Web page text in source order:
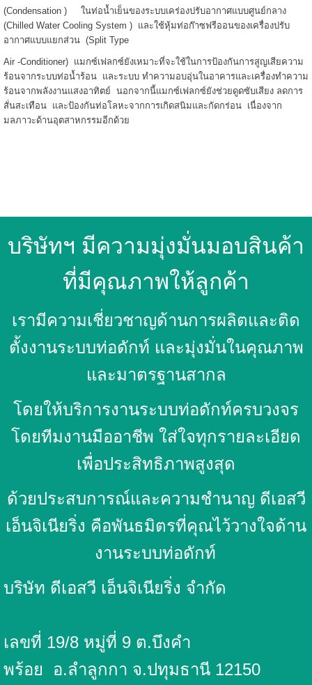
(Condensation ) ในท่อน้ำเย็นของระบบเคร่องปรับอากาศแบบศูนย์กลาง
(Chilled Water Cooling System ) และใช้หุ้มท่อก๊าซฟรีออนของเครื่องปรับ
อากาศแบบแยกส่วน (Split Type
Air -Conditioner) แมกซ์เฟลกซ์ยังเหมาะที่จะใช้ในการป้องกันการสูญเสียความ
ร้อนจากระบบท่อน้ำร้อน และระบบ ทำความอบอุ่นในอาคารและเครื่องทำความ
ร้อนจากพลังงานแสงอาทิตย์ นอกจากนี้แมกซ์เฟลกซ์ยังช่วยดูดซับเสียง ลดการ
สั่นสะเทือน และป้องกันท่อโลหะจากการเกิดสนิมและกัดกร่อน เนื่องจาก
มลภาวะด้านอุตสาหกรรมอีกด้วย
บริษัทฯ มีความมุ่งมั่นมอบสินค้า
ที่มีคุณภาพให้ลูกค้า
เรามีความเชี่ยวชาญด้านการผลิตและติด
ตั้งงานระบบท่อดักท์ และมุ่งมั่นในคุณภาพ
และมาตรฐานสากล
โดยให้บริการงานระบบท่อดักท์ครบวงจร
โดยทีมงานมืออาชีพ ใส่ใจทุกรายละเอียด
เพื่อประสิทธิภาพสูงสุด
ด้วยประสบการณ์และความชำนาญ ดีเอสวี
เอ็นจิเนียริ่ง คือพันธมิตรที่คุณไว้วางใจด้าน
งานระบบท่อดักท์
บริษัท ดีเอสวี เอ็นจิเนียริ่ง จำกัด
เลขที่ 19/8 หมู่ที่ 9 ต.บึงคำ
พร้อย อ.ลำลูกกา จ.ปทุมธานี 12150